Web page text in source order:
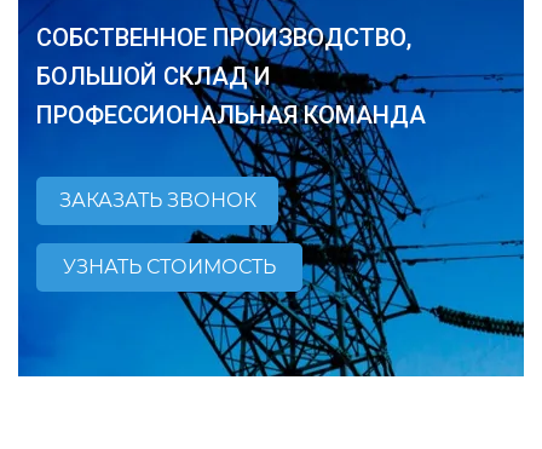
СОБСТВЕННОЕ ПРОИЗВОДСТВО,
БОЛЬШОЙ СКЛАД И
ПРОФЕССИОНАЛЬНАЯ КОМАНДА
ЗАКАЗАТЬ ЗВОНОК
УЗНАТЬ СТОИМОСТЬ